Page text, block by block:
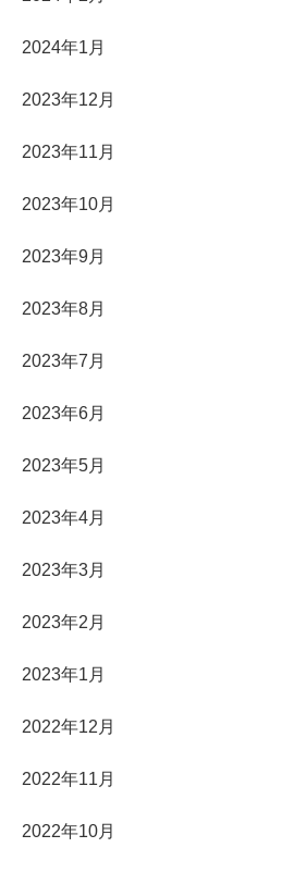
2024年1月
2023年12月
2023年11月
2023年10月
2023年9月
2023年8月
2023年7月
2023年6月
2023年5月
2023年4月
2023年3月
2023年2月
2023年1月
2022年12月
2022年11月
2022年10月